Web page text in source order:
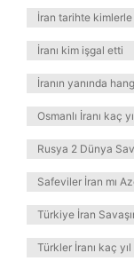
İran tarihte kimlerle
İranı kim işgal etti
İranın yanında
Osmanlı İranı kaç
Rusya 2 Dünya
Safeviler İran mı
Türkiye İran
Türkler İranı kaç